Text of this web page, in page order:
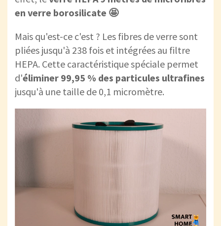
en verre borosilicate 🤩
Mais qu'est-ce c'est ? Les fibres de verre sont
pliées jusqu'à 238 fois et intégrées au filtre
HEPA. Cette caractéristique spéciale permet
d'
jusqu'à une taille de 0,1 micromètre.